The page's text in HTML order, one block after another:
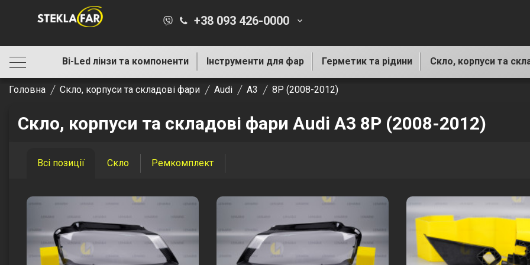
+38 093 426-0000 keyboard_arrow_down
Bi-Led лінзи та компоненти Інструменти для фар Герметик та рідини Скло, корпуси та
Головна Скло, корпуси та складові фари Audi A3 8P (2008-2012)
Скло, корпуси та складові фари Audi A3 8P (2008-2012)
Всі позиції Скло Ремкомплект